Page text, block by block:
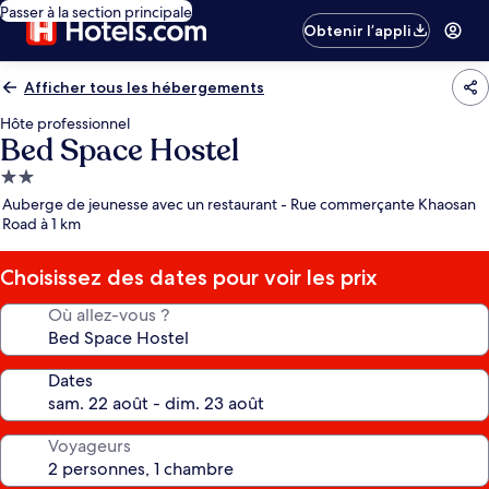
Passer à la section principale
Obtenir l’appli
Afficher tous les hébergements
Hôte professionnel
Bed Space Hostel
Hébergement
2.0 étoiles
Auberge de jeunesse avec un restaurant - Rue commerçante Khaosan
Road à 1 km
Choisissez des dates pour voir les prix
Où allez-vous ?
Dates
Voyageurs